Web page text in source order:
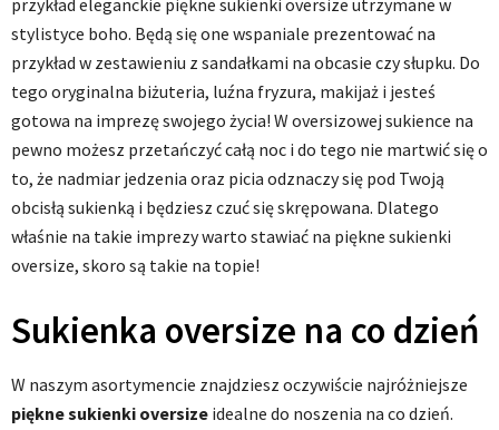
przykład eleganckie piękne sukienki oversize utrzymane w
stylistyce boho. Będą się one wspaniale prezentować na
przykład w zestawieniu z sandałkami na obcasie czy słupku. Do
tego oryginalna biżuteria, luźna fryzura, makijaż i jesteś
gotowa na imprezę swojego życia! W oversizowej sukience na
pewno możesz przetańczyć całą noc i do tego nie martwić się o
to, że nadmiar jedzenia oraz picia odznaczy się pod Twoją
obcisłą sukienką i będziesz czuć się skrępowana. Dlatego
właśnie na takie imprezy warto stawiać na piękne sukienki
oversize, skoro są takie na topie!
Sukienka oversize na co dzień
W naszym asortymencie znajdziesz oczywiście najróżniejsze
piękne sukienki oversize idealne do noszenia na co dzień.